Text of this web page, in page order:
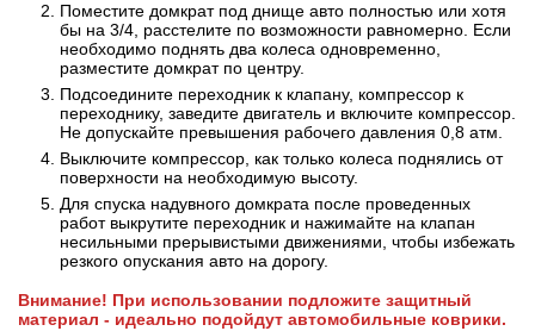
Поместите домкрат под днище авто полностью или хотя
бы на 3/4, расстелите по возможности равномерно. Если
необходимо поднять два колеса одновременно,
разместите домкрат по центру.
Подсоедините переходник к клапану, компрессор к
переходнику, заведите двигатель и включите компрессор.
Не допускайте превышения рабочего давления 0,8 атм.
Выключите компрессор, как только колеса поднялись от
поверхности на необходимую высоту.
Для спуска надувного домкрата после проведенных
работ выкрутите переходник и нажимайте на клапан
несильными прерывистыми движениями, чтобы избежать
резкого опускания авто на дорогу.
Внимание! При использовании подложите защитный
материал - идеально подойдут автомобильные коврики.